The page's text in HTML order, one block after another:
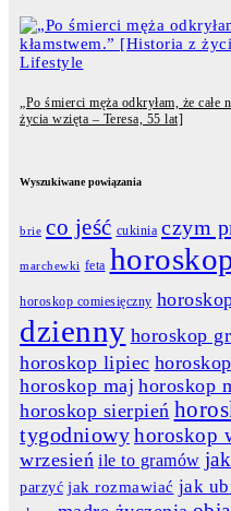
Lifestyle
„Po śmierci męża odkryłam, że całe
życia wzięta – Teresa, 55 lat]
Wyszukiwane powiązania
brie co jeść cukinia czym
marchewki feta
horoskop comiesięczny
dzienny horoskop
horoskop lipiec
horoskop maj horoskop
horoskop sierpień
tygodniowyhoroskop
wrzesień ile to gramów
parzyć jak rozmawiać jak